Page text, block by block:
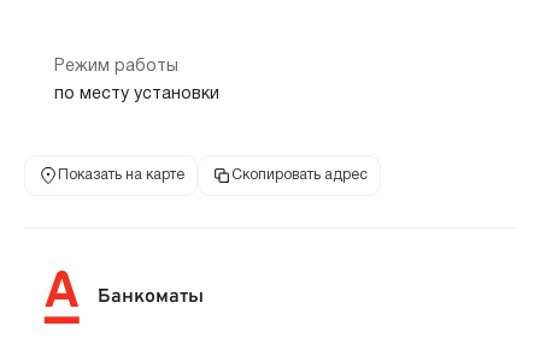
Режим работы
по месту установки
Показать на карте Скопировать адрес
Банкоматы